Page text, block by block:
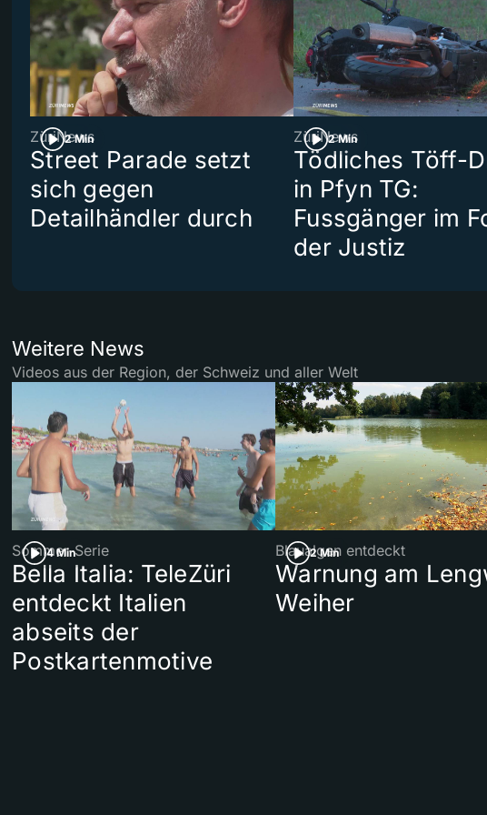
2 Min
ZüriNews
Street Parade setzt
sich gegen
Detailhändler durch
2 Min
ZüriNews
Tödliches Töff-
in Pfyn TG:
Fussgänger im
der Justiz
Weitere News
Videos aus der Region, der Schweiz und aller Welt
4 Min
Sommer-Serie
Bella Italia: TeleZüri
entdeckt Italien
abseits der
Postkartenmotive
2 Min
Blaualgen entdeckt
Warnung am
Weiher